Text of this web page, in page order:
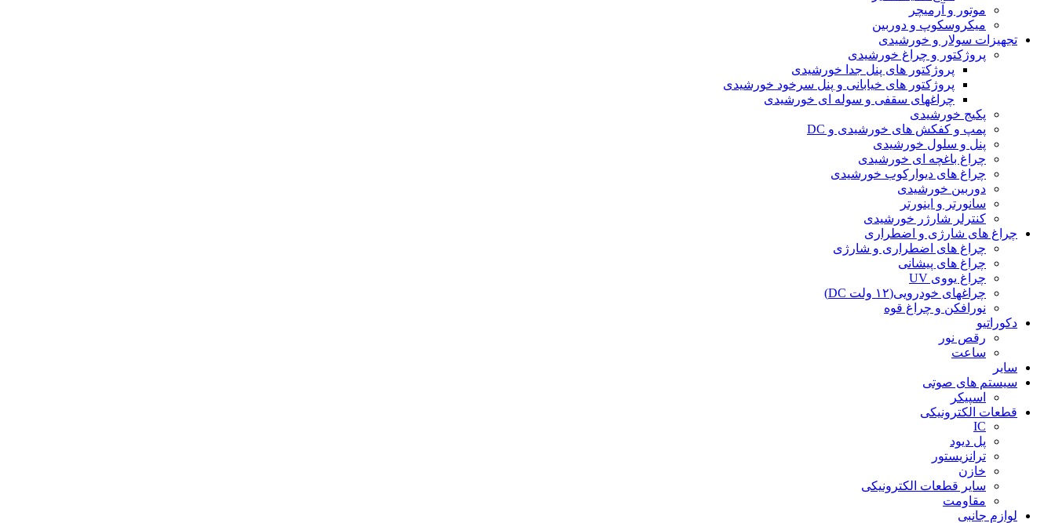
موتور و آرمیچر
میکروسکوپ و دوربین
تجهیزات سولار و خورشیدی
پروژکتور و چراغ خورشیدی
پروژکتور های پنل جدا خورشیدی
پروژکتور های خیابانی و پنل سرخود خورشیدی
چراغهای سقفی و سوله ای خورشیدی
پکیج خورشیدی
پمپ و کفکش های خورشیدی و DC
پنل و سلول خورشیدی
چراغ باغچه ای خورشیدی
چراغ های دیوارکوب خورشیدی
دوربین خورشیدی
سانورتر و اینورتر
کنترلر شارژر خورشیدی
چراغ های شارژی و اضطراری
چراغ های اضطراری و شارژی
چراغ های پیشانی
چراغ یووی UV
چراغهای خودرویی(۱۲ ولت DC)
نورافکن و چراغ قوه
دکوراتیو
رقص نور
ساعت
سایر
سیستم های صوتی
اسپیکر
قطعات الکترونیکی
IC
پل دیود
ترانزیستور
خازن
سایر قطعات الکترونیکی
مقاومت
لوازم جانبی